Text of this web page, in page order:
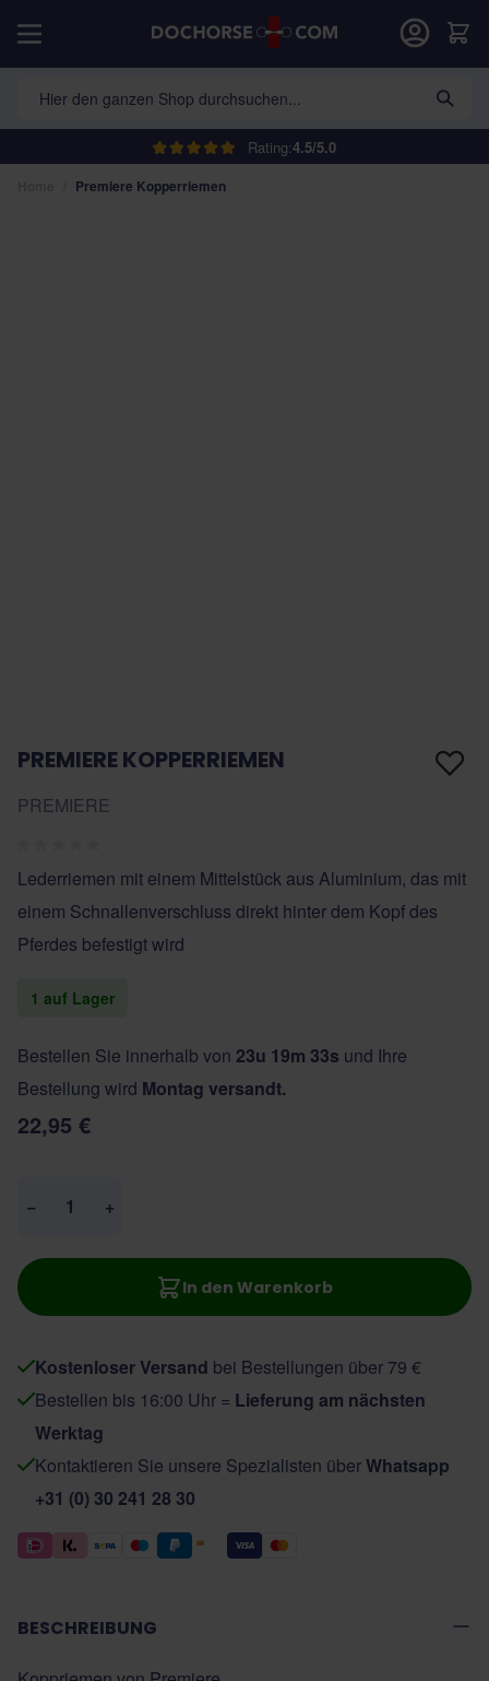
Rating:4.5/5.0
Hier den ganzen Shop durchsuchen...
Premiere Kopperriemen
PREMIERE KOPPERRIEMEN
PREMIERE
Lederriemen mit einem Mittelstück aus Aluminium, das mit
einem Schnallenverschluss direkt hinter dem Kopf des
Pferdes befestigt wird
1 auf Lager
Bestellen Sie innerhalb von 23u 19m 32s und Ihre
Bestellung wird Montag versandt.
22,95 €
− +
In den Warenkorb
Kostenloser Versand bei Bestellungen über 79 €
Bestellen bis 16:00 Uhr = Lieferung am nächsten
Werktag
Kontaktieren Sie unsere Spezialisten überWhatsapp
+31 (0) 30 241 28 30
BESCHREIBUNG